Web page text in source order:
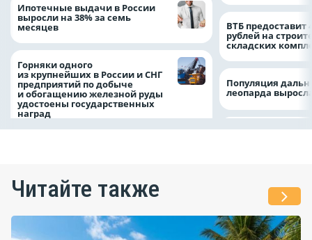
Ипотечные выдачи в России
выросли на 38% за семь
месяцев
Горняки одного
из крупнейших в России и СНГ
предприятий по добыче
и обогащению железной руды
удостоены государственных
наград
ВТБ предоставит
рублей на
складских
Популяция
леопарда
Читайте также